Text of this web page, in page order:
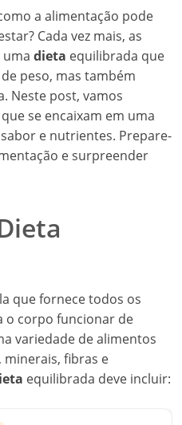
a alimentação pode
Cada vez mais, as
uma dieta equilibrada que
peso, mas também
Neste post, vamos
se encaixam em uma
e nutrientes. Prepare-
e surpreender
que fornece todos os
o corpo funcionar de
variedade de alimentos
minerais, fibras e
equilibrada deve incluir: